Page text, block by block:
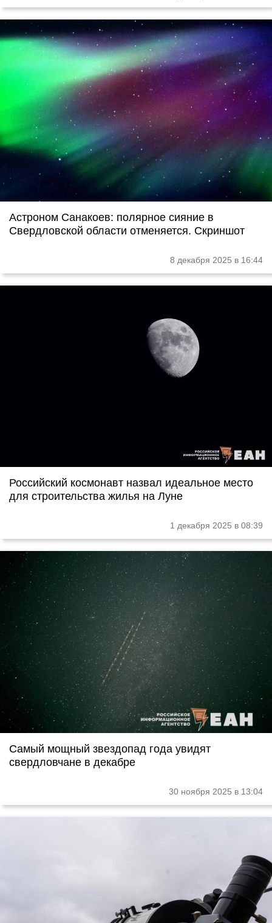
Астроном Санакоев: полярное сияние в
Свердловской области отменяется. Скриншот
8 декабря 2025 в 16:44
Российский космонавт назвал идеальное место
для строительства жилья на Луне
1 декабря 2025 в 08:39
Самый мощный звездопад года увидят
свердловчане в декабре
30 ноября 2025 в 13:04